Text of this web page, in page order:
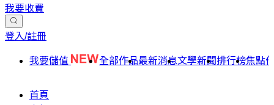
我要收費
登入/註冊
我要儲值 全部作品最新消息文學新聞排行榜焦點
首頁